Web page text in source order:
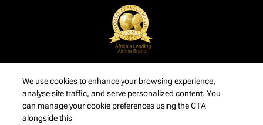
We use cookies to enhance your browsing experience,
analyse site traffic, and serve personalized content. You
can manage your cookie preferences using the CTA
alongside this